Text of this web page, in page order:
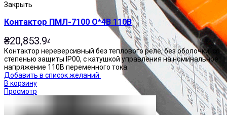
Закрыть
Контактор ПМЛ-7100 О*4В 110В
₴20,853.94
Контактор нереверсивный без теплового реле, без оболочки, со
степенью защиты IP00, с катушкой управления на номинальное
напряжение 110В переменного тока.
Добавить в список желаний
В корзину
Просмотр